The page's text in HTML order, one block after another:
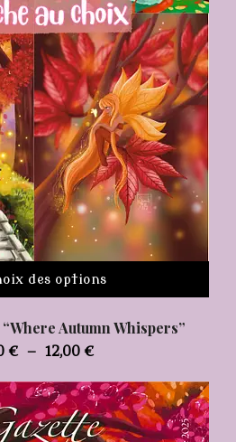
des options
Les
Autumn Whispers”
€ – 12,00 €Plage
prix :
9,00 €